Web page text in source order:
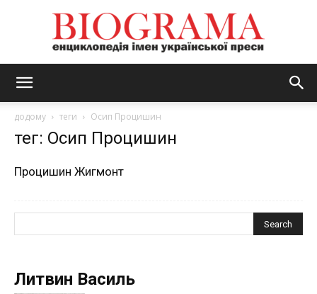
додому теги Осип Процишин
тег: Осип Процишин
Процишин Жигмонт
Литвин Василь